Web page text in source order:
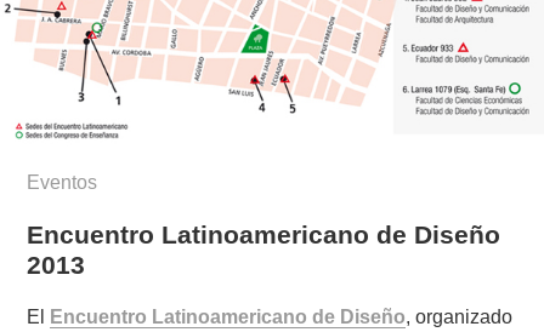
Eventos
Encuentro Latinoamericano de Diseño
2013
El Encuentro Latinoamericano de Diseño, organizado